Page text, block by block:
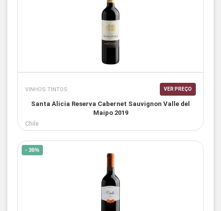
VINHOS TINTOS VER PREÇO
Santa Alicia Reserva Cabernet Sauvignon Valle del
Maipo 2019
Chile
- 36%